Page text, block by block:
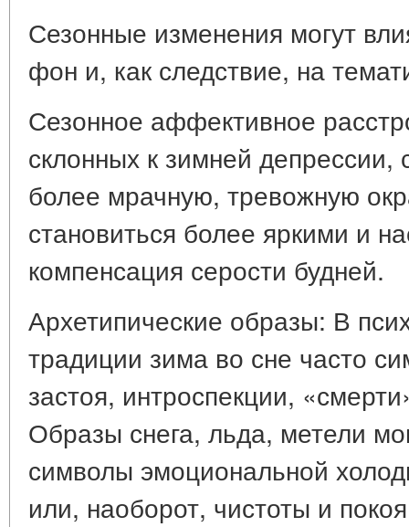
Сезонные изменения могут
фон и, как следствие, на
Сезонное аффективное
склонных к зимней депрессии,
более мрачную, тревожную
становиться более яркими и
компенсация серости будней.
Архетипические образы: В
традиции зима во сне часто
застоя, интроспекции,
Образы снега, льда, метели
символы эмоциональной
или, наоборот, чистоты и